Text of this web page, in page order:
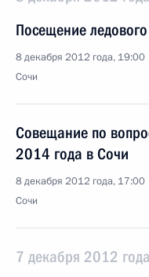
Посещение
8 декабря 2012 года, 19:00
Сочи
Совещание по
2014 года в Сочи
8 декабря 2012 года, 17:00
Сочи
7 декабря 2012